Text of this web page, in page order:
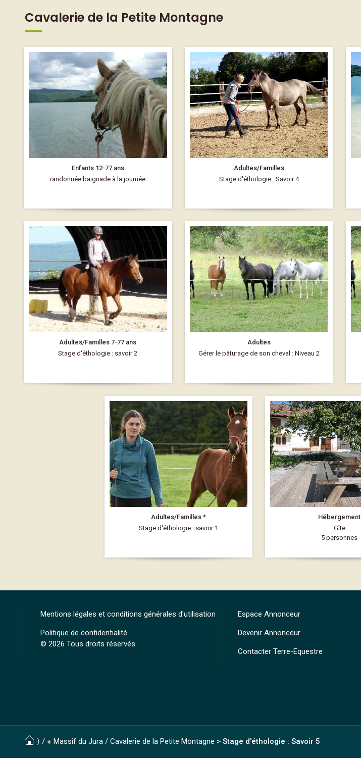
Cavalerie de la Petite Montagne
Enfants 12-77 ans
randonnée baignade à la journée
Adultes/Familles
Stage d'éthologie : Savoir 4
Adultes/Familles 7-77 ans
Stage d'éthologie : savoir 2
Adultes
Gérer le pâturage de son cheval : Niveau 2
Adultes/Familles *
Stage d'éthologie : savoir 1
Hébergement
Gîte
5 personnes
Mentions légales et conditions générales d'utilisation
Politique de confidentialité
© 2026 Tous droits réservés
Espace Annonceur
Devenir Annonceur
Contacter Terre-Equestre
⟩ /※ Massif du Jura /Cavalerie de la Petite Montagne >Stage d'éthologie : Savoir 5